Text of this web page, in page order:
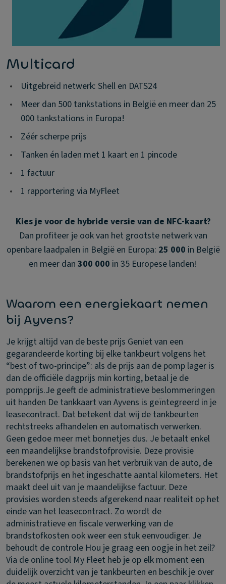
Multicard
•
Uitgebreid netwerk: Shell en DATS24
•
Meer dan 500 tankstations in België en meer dan 25
000 tankstations in Europa!
•
Zéér scherpe prijs
•
Tanken én laden met 1 kaart en 1 pincode
•
1 factuur
•
1 rapportering via MyFleet
Kies je voor de hybride versie van de NFC-kaart?
Dan profiteer je ook van het grootste netwerk van
openbare laadpalen in België en Europa: 25 000 in België
en meer dan 300 000 in 35 Europese landen!
Waarom een energiekaart nemen
bij Ayvens?
Je krijgt altijd van de beste prijs Geniet van een
gegarandeerde korting bij elke tankbeurt volgens het
“best of two-principe”: als de prijs aan de pomp lager is
dan de officiële dagprijs min korting, betaal je de
pompprijs.Je geeft de administratieve beslommeringen
uit handen De tankkaart van Ayvens is geïntegreerd in je
leasecontract. Dat betekent dat wij de tankbeurten
rechtstreeks afhandelen en automatisch verwerken.
Geen gedoe meer met bonnetjes dus. Je betaalt enkel
een maandelijkse brandstofprovisie. Deze provisie
berekenen we op basis van het verbruik van de auto, de
brandstofprijs en het ingeschatte aantal kilometers. Het
maakt deel uit van je maandelijkse factuur. Deze
provisies worden steeds afgerekend naar realiteit op het
einde van het leasecontract. Zo wordt de
administratieve en fiscale verwerking van de
brandstofkosten ook weer een stuk eenvoudiger. Je
behoudt de controle Hou je graag een oogje in het zeil?
Via de online tool My Fleet heb je op elk moment een
duidelijk overzicht van je tankbeurten en beschik je over